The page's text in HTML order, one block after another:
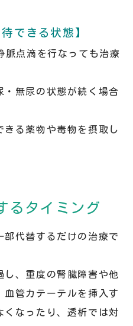
できる状態】
脈点滴を行なっても治療
・無尿の状態が続く場合
きる薬物や毒物を摂取し
るタイミング
代替するだけの治療で
し、重度の腎臓障害や他
血管カテーテルを挿入す
くなったり、透析では対